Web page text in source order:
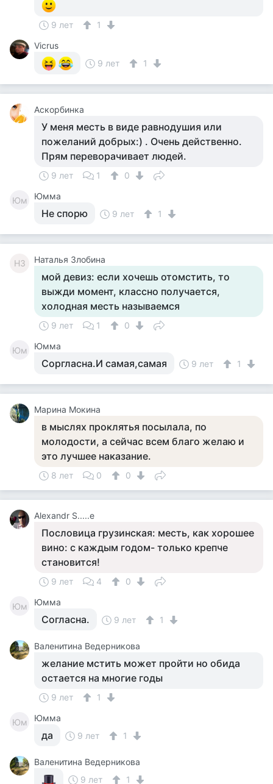
9 лет
1
Vicrus
9 лет
1
Аскорбинка
У меня месть в виде равнодушия или
пожеланий добрых:) . Очень действенно.
Прям переворачивает людей.
9 лет 1 0
Юм Юмма
Не спорю 9 лет 1
НЗ Наталья Злобина
мой девиз: если хочешь отомстить, то
выжди момент, классно получается,
холодная месть называемся
9 лет 1 0
Юм Юмма
Соргласна.И самая,самая 9 лет 1
Марина Мокина
в мыслях проклятья посылала, по
молодости, а сейчас всем благо желаю и
это лучшее наказание.
8 лет 0 0
Alexandr S.....e
Пословица грузинская: месть, как хорошее
вино: с каждым годом- только крепче
становится!
9 лет 4 0
Юм Юмма
Согласна. 9 лет 1
Валенитина Ведерникова
желание мстить может пройти но обида
остается на многие годы
9 лет 1
Юм Юмма
да 9 лет 1
Валенитина Ведерникова
9 лет
1